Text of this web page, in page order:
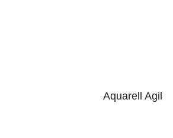
Aquarell Agil